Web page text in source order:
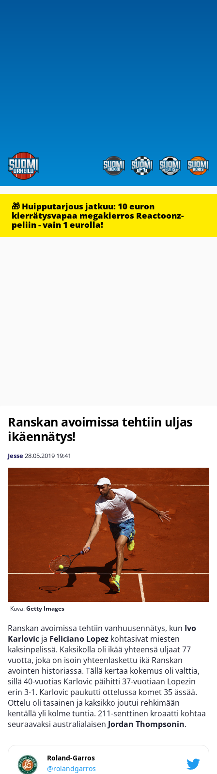
🎁 Huipputarjous jatkuu: 10 euron
kierrätysvapaa megakierros Reactoonz-
peliin - vain 1 eurolla!
Ranskan avoimissa tehtiin uljas
ikäennätys!
Jesse28.05.2019 19:41
Kuva:Getty Images
Ranskan avoimissa tehtiin vanhuusennätys, kun Ivo
Karlovic ja Feliciano Lopez kohtasivat miesten
kaksinpelissä. Kaksikolla oli ikää yhteensä uljaat 77
vuotta, joka on isoin yhteenlaskettu ikä Ranskan
avointen historiassa. Tällä kertaa kokemus oli valttia,
sillä 40-vuotias Karlovic päihitti 37-vuotiaan Lopezin
erin 3-1. Karlovic paukutti ottelussa komet 35 ässää.
Ottelu oli tasainen ja kaksikko joutui rehkimään
kentällä yli kolme tuntia. 211-senttinen kroaatti kohtaa
seuraavaksi australialaisen Jordan Thompsonin.
Roland-Garros
@rolandgarros